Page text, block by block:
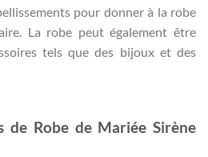
pour donner à la robe
La robe peut également être
tels que des bijoux et des
de Robe de Mariée Sirène